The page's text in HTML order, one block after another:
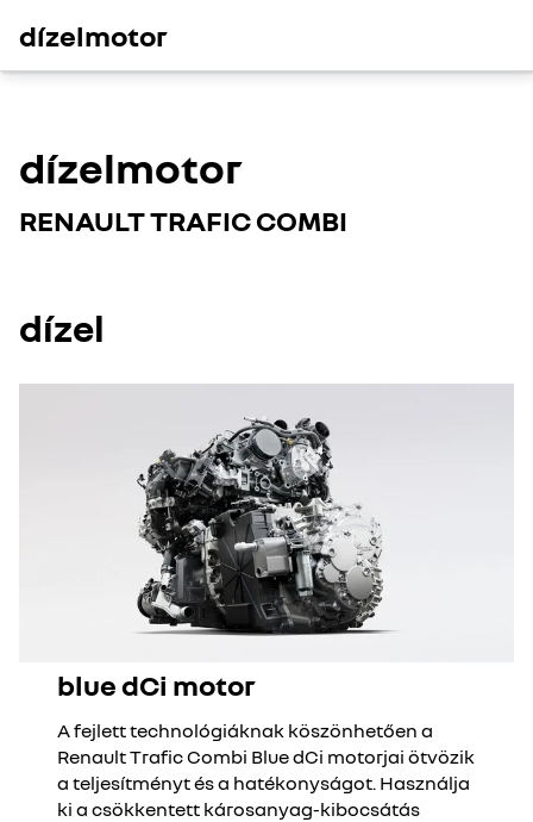
dízelmotor
dízelmotor
RENAULT TRAFIC COMBI
dízel
blue dCi motor
A fejlett technológiáknak köszönhetően a
Renault Trafic Combi Blue dCi motorjai ötvözik
a teljesítményt és a hatékonyságot. Használja
ki a csökkentett károsanyag-kibocsátás